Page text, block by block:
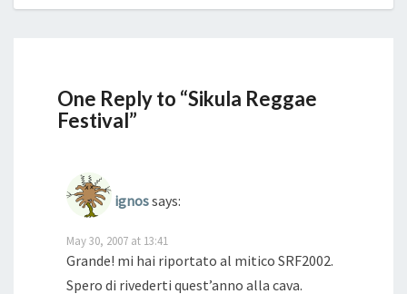
One Reply to “Sikula Reggae
Festival”
ignossays:
May 30, 2007 at 13:41
Grande! mi hai riportato al mitico SRF2002.
Spero di rivederti quest’anno alla cava.